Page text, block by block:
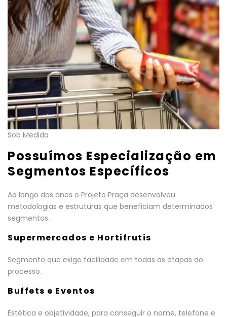
Sob Medida
Possuímos Especialização em
Segmentos Específicos
Ao longo dos anos o Projeto Praça desenvolveu
metodologias e estruturas que beneficiam determinados
segmentos.
Supermercados e Hortifrutis
Segmento que exige facilidade em todas as etapas do
processo.
Buffets e Eventos
Estética e objetividade, para conseguir o nome, telefone e